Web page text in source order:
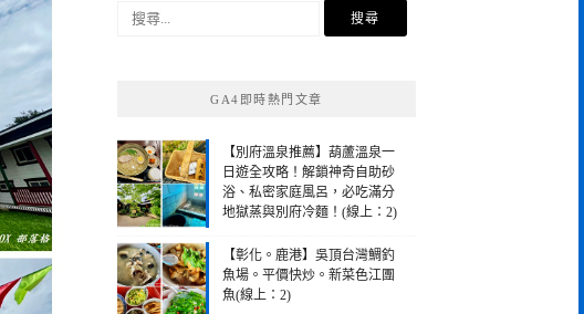
搜
GA4即時熱門文章
【別府溫泉推薦】葫蘆溫泉一
日遊全攻略！解鎖神奇自助砂
浴、私密家庭風呂，必吃滿分
地獄蒸與別府冷麵！(線上：2)
【彰化。鹿港】吳頂台灣鯛釣
魚場。平價快炒。新菜色江團
魚(線上：2)